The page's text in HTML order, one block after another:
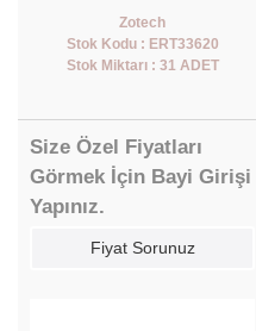
Zotech
Stok Kodu : ERT33620
Stok Miktarı : 31 ADET
Size Özel Fiyatları
Görmek İçin Bayi Girişi
Yapınız.
Fiyat Sorunuz